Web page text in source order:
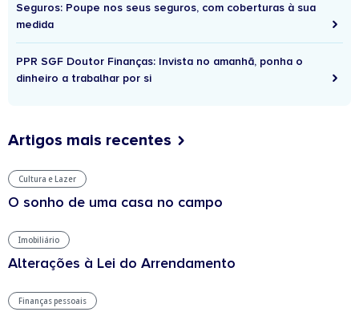
Seguros: Poupe nos seus seguros, com coberturas à sua
medida
PPR SGF Doutor Finanças: Invista no amanhã, ponha o
dinheiro a trabalhar por si
Artigos mais recentes
Cultura e Lazer
O sonho de uma casa no campo
Imobiliário
Alterações à Lei do Arrendamento
Finanças pessoais